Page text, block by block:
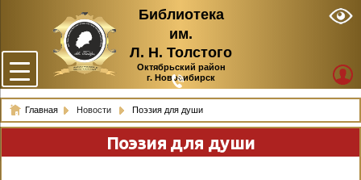
Библиотека
им.
Л. Н. Толстого
Октябрьский район
г. Новосибирск
Главная Новости Поэзия для души
Поэзия для души